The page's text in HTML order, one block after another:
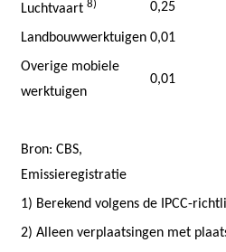
Luchtvaart 8) 0,25
Landbouwwerktuigen 0,01
Overige mobiele
werktuigen
0,01
Bron: CBS,
Emissieregistratie
1) Berekend volgens de IPCC-
2) Alleen verplaatsingen met